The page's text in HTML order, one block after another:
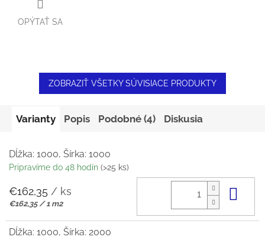
OPÝTAŤ SA
ZOBRAZIŤ VŠETKY SÚVISIACE PRODUKTY
Varianty Popis Podobné (4) Diskusia
Dĺžka: 1000, Šírka: 1000
Pripravíme do 48 hodín (>25 ks)
€162,35 / ks
Jednotková
€162,35 / 1 m2
Dĺžka: 1000, Šírka: 2000